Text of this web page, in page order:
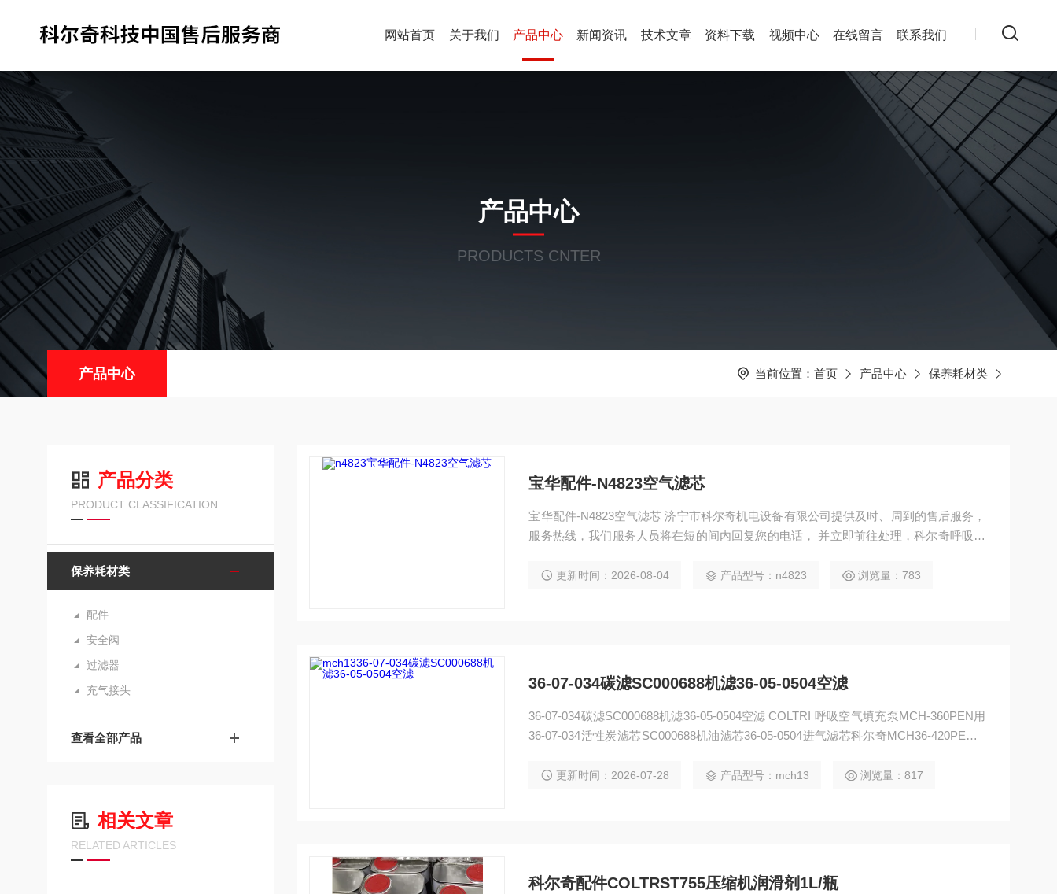
网站首页 关于我们 产品中心 新闻资讯 技术文章 资料下载 视频中心 在线留言 联系我们
产品中心
PRODUCTS CNTER
产品中心 当前位置： 首页 产品中心 保养耗材类
产品分类
PRODUCT CLASSIFICATION
保养耗材类
配件
安全阀
过滤器
充气接头
查看全部产品
相关文章
RELATED ARTICLES
宝华配件-N4823空气滤芯
宝华配件-N4823空气滤芯 济宁市科尔奇机电设备有限公司提供及时、周到的售后服务，
服务热线，我们服务人员将在短的间内回复您的电话， 并立即前往处理，科尔奇呼吸空
详情可咨询我们技术人员
更新时间：2026-08-04 产品型号：n4823 浏览量：783
36-07-034碳滤SC000688机滤36-05-0504空滤
36-07-034碳滤SC000688机滤36-05-0504空滤 COLTRI 呼吸空气填充泵MCH-360PEN用
36-07-034活性炭滤芯SC000688机油滤芯36-05-0504进气滤芯科尔奇MCH36-420PEN V
更新时间：2026-07-28 产品型号：mch13 浏览量：817
科尔奇配件COLTRST755压缩机润滑剂1L/瓶